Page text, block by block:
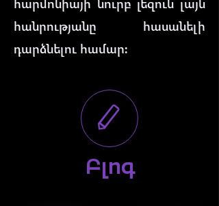
հանրությանը հասանելի
դարձնելու համար։
Բլոգ